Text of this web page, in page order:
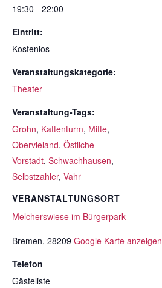
19:30 - 22:00
Eintritt:
Kostenlos
Veranstaltungskategorie:
Theater
Veranstaltung-Tags:
Grohn, Kattenturm, Mitte,
Obervieland, Östliche
Vorstadt, Schwachhausen,
Selbstzahler, Vahr
VERANSTALTUNGSORT
Melcherswiese im Bürgerpark
Bremen, 28209 Google Karte anzeigen
Telefon
Gästeliste